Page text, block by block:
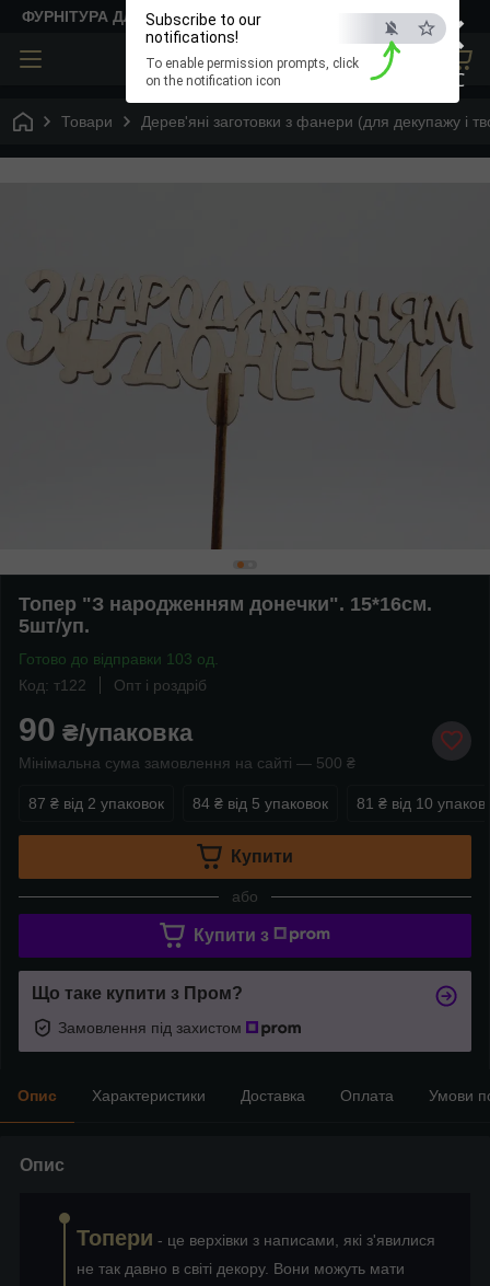
×
ESC
Subscribe to our
notifications!
To enable permission prompts, click
on the notification icon
ФУРНІТУРА ДЛЯ ТВОРЧОСТІ
Товари Дерев'яні заготовки з фанери (для декупажу і
Топер "З народженням донечки". 15*16см.
5шт/уп.
Готово до відправки 103 од.
Код: т122
Опт і роздріб
90 ₴/упаковка
Мінімальна сума замовлення на сайті — 500 ₴
87 ₴ від 2 упаковок 84 ₴ від 5 упаковок 81 ₴ від 10
Купити
або
Купити з
Що таке купити з Пром?
Замовлення під захистом
Опис Характеристики Доставка Оплата Умови
Опис
Топери - це верхівки з написами, які з'явилися
не так давно в світі декору. Вони можуть мати